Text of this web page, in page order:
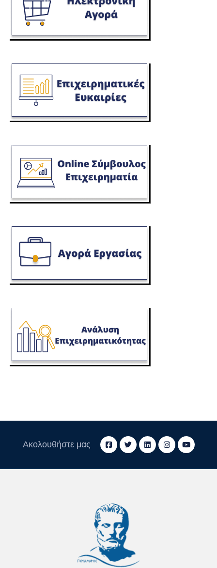
Ακολουθήστε μας